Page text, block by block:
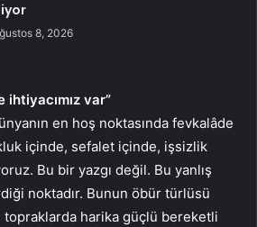
8, 2026
ihtiyacımız var”
en hoş noktasında fevkalâde
içinde, sefalet içinde, işsizlik
Bu bir yazgı değil. Bu yanlış
noktadır. Bunun öbür türlüsü
topraklarda harika güçlü bereketli